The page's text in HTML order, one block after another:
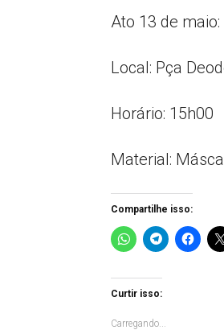
Ato 13 de
Local: Pça
Horário: 15h00
Material:
Compartilhe isso:
Curtir isso:
Carregando...